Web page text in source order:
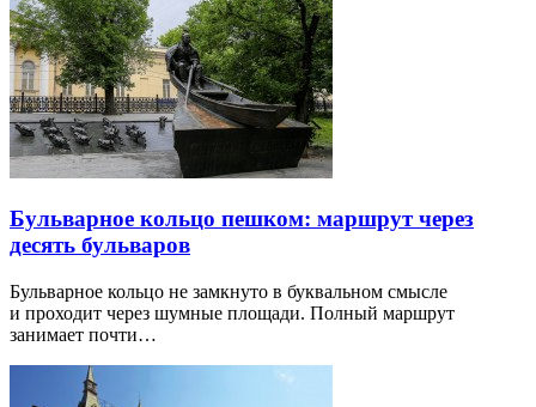
Бульварное кольцо пешком: маршрут через
десять бульваров
Бульварное кольцо не замкнуто в буквальном смысле
и проходит через шумные площади. Полный маршрут
занимает почти…